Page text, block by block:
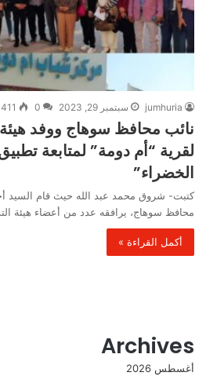
jumhuria سبتمبر 29, 2023 0
411
نائب محافظ سوهاج ووفد
لقرية “أم دومة” لمتابعة
الخضراء”
كتبت- شروق محمد عبد الله حيث قام السيد
محافظ سوهاج، يرافقه عدد من أعضاء هيئة
أكمل القراءة »
Archives
أغسطس 2026